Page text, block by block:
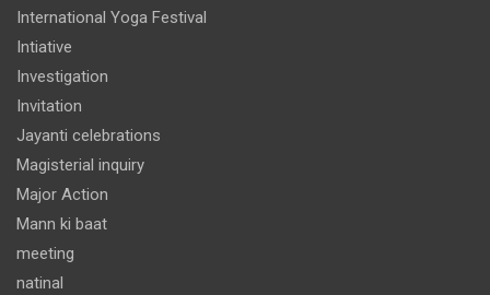
International Yoga Festival
Intiative
Investigation
Invitation
Jayanti celebrations
Magisterial inquiry
Major Action
Mann ki baat
meeting
natinal